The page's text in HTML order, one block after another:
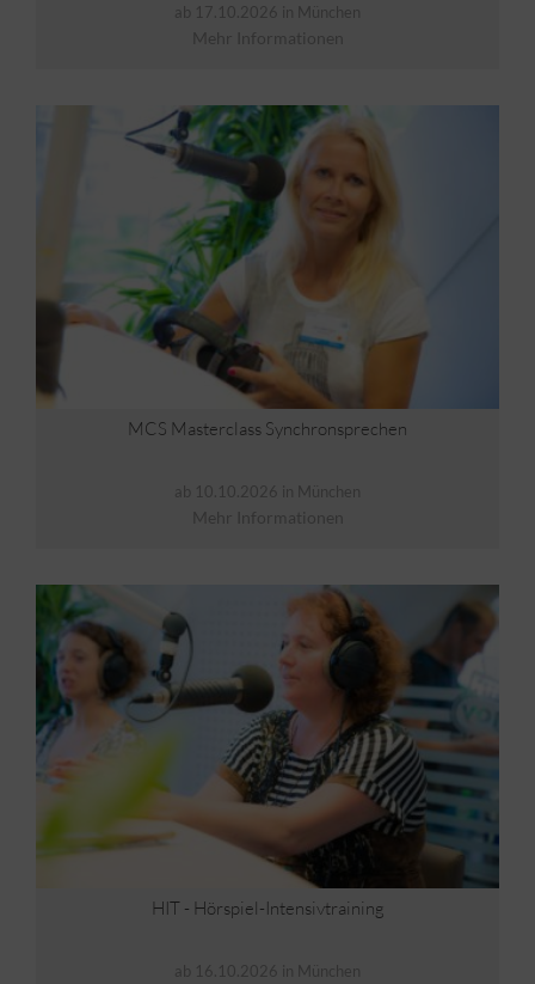
ab 17.10.2026 in München
Mehr Informationen
MCS Masterclass Synchronsprechen
ab 10.10.2026 in München
Mehr Informationen
HIT - Hörspiel-Intensivtraining
ab 16.10.2026 in München